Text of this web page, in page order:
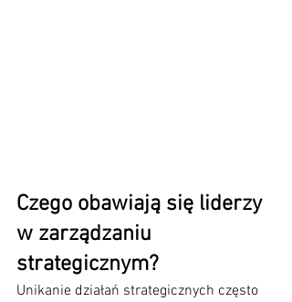
Czego obawiają się liderzy
w zarządzaniu
strategicznym?
Unikanie działań strategicznych często